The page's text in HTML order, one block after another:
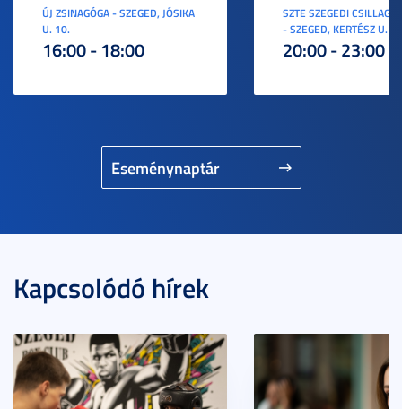
Eseménynaptár
ÚJ ZSINAGÓGA - SZEGED, JÓSIKA
U. 10.
16:00 - 18:00
SZTE SZEGEDI
- SZEGED, KERTÉSZ U. 3.
20:00 - 23:00
Kapcsolódó hírek